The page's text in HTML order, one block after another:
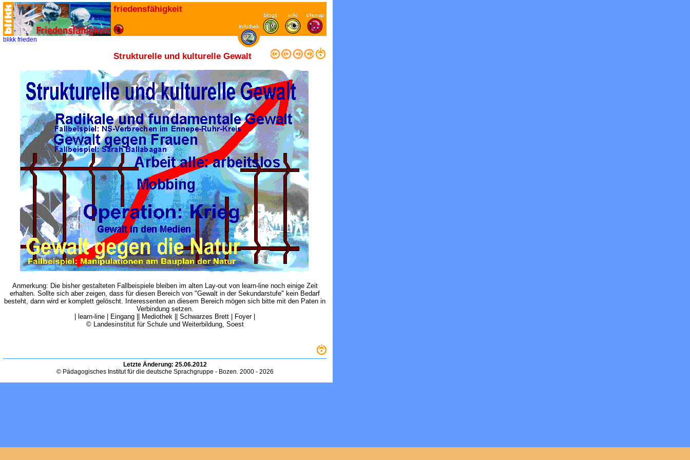
friedensfähigkeit
blikk frieden
Strukturelle und kulturelle Gewalt
Anmerkung: Die bisher gestalteten Fallbeispiele bleiben im alten Lay-out von learn-line noch einige Zeit
erhalten. Sollte sich aber zeigen, dass für diesen Bereich von "Gewalt in der Sekundarstufe" kein Bedarf
besteht, dann wird er komplett gelöscht. Interessenten an diesem Bereich mögen sich bitte mit den Paten in
Verbindung setzen.
| learn-line | Eingang || Mediothek || Schwarzes Brett | Foyer |
© Landesinstitut für Schule und Weiterbildung, Soest
Letzte Änderung: 25.06.2012
© Pädagogisches Institut für die deutsche Sprachgruppe - Bozen. 2000 - 2026